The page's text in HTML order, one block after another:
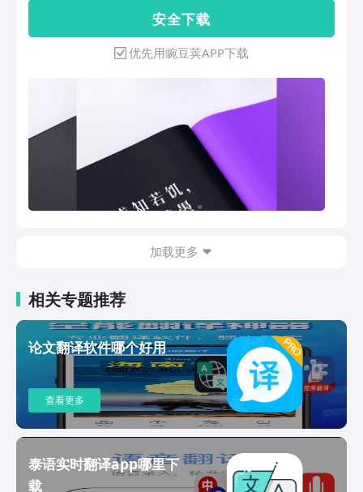
服务」 网页版链接 ▷
https://www.flitto.com.cn Flitto翻易通
将自动获取以下权限（您可手动选择关
相册：支持从相册中选择图片，用于发布
图片翻译请求 相机：支持即时拍照，用
于发布图片翻译请求 通知：用于收取翻
译服务的相关提醒 位置：基于地理位
置，将更高效的运转Flitto翻易通平台，
帮助全球用户匹配翻译需求
济、工程、计算机等十余个领域。 【实
用工具】 高亮标记：重点词添加标记，
云端同步，随时查阅。 笔记同步：生词
语音输入。 跨软件取词：使用其他软件
时，长按即可查词，自动显示释义。 语
料库管理：对学习过程中接触的单词、词
组语料进行管理；可以将喜欢的语料加入
生词本，也可以通过卡片学习播放。【AI
功能】AI翻译：精准自然的AI翻译，超越
各大翻译引擎批改纠错：输入/粘贴文本
错误主题写作：借助AI的力量，给定主
润色：文本一键润色、优化表达，助您的
文章脱颖而出【联系我们】 官方网站
http://www.eudic.net 咨询邮箱
support@francochinois.com
军，日均翻译量已破 5 亿！满足翻译学
习、口语练习、出国旅游、日常交流等需
求。更懂国人语言习惯，采用先进的神经
网络机器翻译引擎NMT，BLEU评测和专
业人工评测，翻译质量领先行业，精准自
然流畅。【深受亿万用户和业界同行信
任】- 博鳌AI同传技术展示方- 数次荣获
安卓应用市场精品推荐- 爱范儿、少数
派、小众软件等权威媒体自发推荐【主要
功能】* 语音翻译 | 无需打字，对着说
话，精准识别并翻译，快拿去与歪果友人
译 | 对准内容，自动扫描，结果实时实景
籍、作业更省心；* 口语评测 | 拒绝哑巴
英语，智能跟读评测，趣味打分；* 全能
生词本 | 收藏词句轻松复习，释义、听
力、发音一步到位；--------------------我们
渴望听到你的反馈！如果你有任何建议或
问题，可以发送邮件到
translate@tencent.com。
安 全 下 载
优先用豌豆荚APP下载
加载更多
相关专题推荐
论文翻译软件哪个好用
查看更多
泰语实时翻译app哪里下
载